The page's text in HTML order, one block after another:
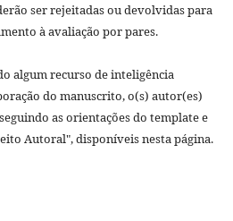
ser rejeitadas ou devolvidas para
à avaliação por pares.
algum recurso de inteligência
do manuscrito, o(s) autor(es)
as orientações do template e
Autoral", disponíveis nesta página.